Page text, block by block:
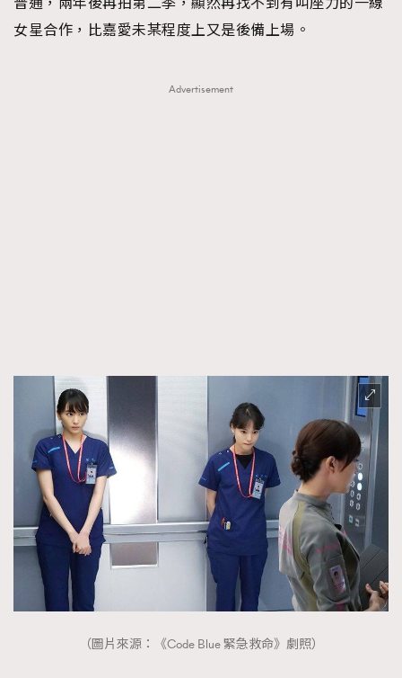
女星合作，比嘉愛未某程度上又是後備上場。
Advertisement
（圖片來源：《Code Blue 緊急救命》劇照）